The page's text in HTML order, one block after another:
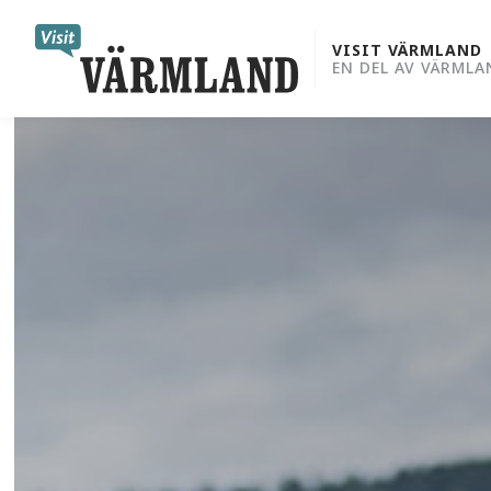
content
VISIT VÄRMLAND
EN DEL AV